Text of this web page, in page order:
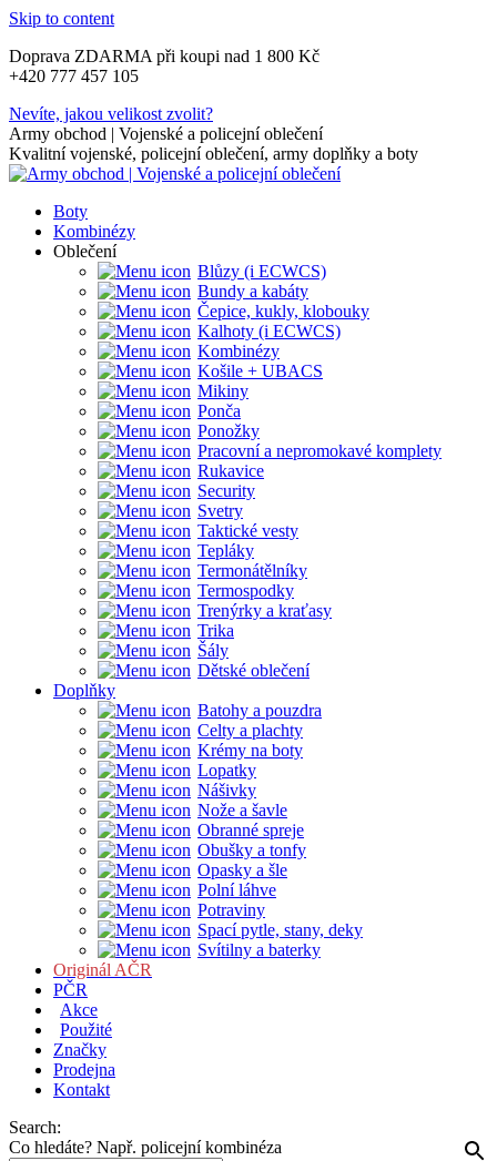
Skip to content
Doprava ZDARMA při koupi nad 1 800 Kč
+420 777 457 105
Nevíte, jakou velikost zvolit?
Army obchod | Vojenské a policejní oblečení
Kvalitní vojenské, policejní oblečení, army doplňky a boty
Boty
Kombinézy
Oblečení
Blůzy (i ECWCS)
Bundy a kabáty
Čepice, kukly, klobouky
Kalhoty (i ECWCS)
Kombinézy
Košile + UBACS
Mikiny
Ponča
Ponožky
Pracovní a nepromokavé komplety
Rukavice
Security
Svetry
Taktické vesty
Tepláky
Termonátělníky
Termospodky
Trenýrky a kraťasy
Trika
Šály
Dětské oblečení
Doplňky
Batohy a pouzdra
Celty a plachty
Krémy na boty
Lopatky
Nášivky
Nože a šavle
Obranné spreje
Obušky a tonfy
Opasky a šle
Polní láhve
Potraviny
Spací pytle, stany, deky
Svítilny a baterky
Originál AČR
PČR
Akce
Použité
Značky
Prodejna
Kontakt
Search:
Co hledáte? Např. policejní kombinéza